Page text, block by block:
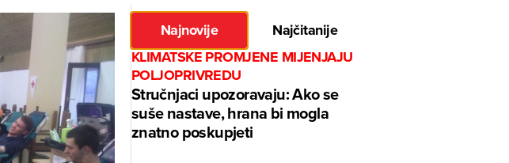
Najnovije
Najčitanije
KLIMATSKE PROMJENE MIJENJAJU
POLJOPRIVREDU
Stručnjaci upozoravaju: Ako se
suše nastave, hrana bi mogla
znatno poskupjeti